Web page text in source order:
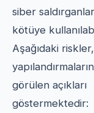
siber
kötüye
Aşağıdaki
görülen açıkları
göstermektedir: